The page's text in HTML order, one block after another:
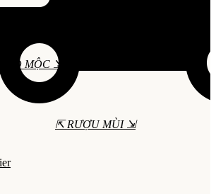
MỘC ⇲
⇱ RƯỢU MÙI ⇲